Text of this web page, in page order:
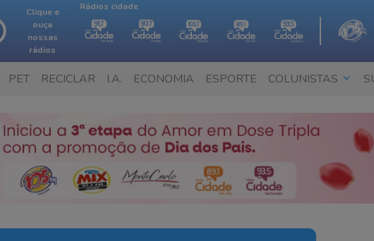
Clique e
ouça
nossas
rádios
Rádios cidade
PET RECICLAR I.A. ECONOMIA ESPORTE COLUNISTAS